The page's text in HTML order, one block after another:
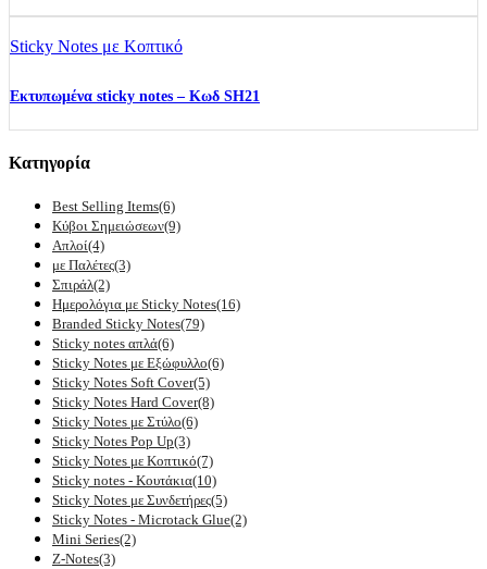
Sticky Notes με Κοπτικό
Εκτυπωμένα sticky notes – Κωδ SH21
Κατηγορία
Best Selling Items(6)
Κύβοι Σημειώσεων(9)
Απλοί(4)
με Παλέτες(3)
Σπιράλ(2)
Ημερολόγια με Sticky Notes(16)
Branded Sticky Notes(79)
Sticky notes απλά(6)
Sticky Notes με Εξώφυλλο(6)
Sticky Notes Soft Cover(5)
Sticky Notes Hard Cover(8)
Sticky Notes με Στύλο(6)
Sticky Notes Pop Up(3)
Sticky Notes με Κοπτικό(7)
Sticky notes - Κουτάκια(10)
Sticky Notes με Συνδετήρες(5)
Sticky Notes - Microtack Glue(2)
Mini Series(2)
Z-Notes(3)